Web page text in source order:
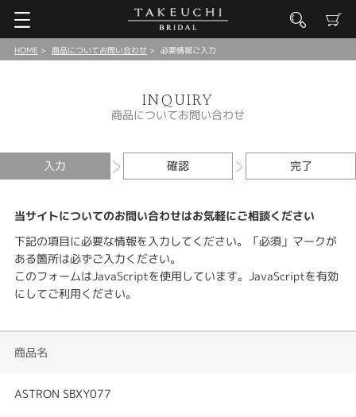
HOME 商品についてお問い合わせ 必要情報ご入力
INQUIRY
商品についてお問い合わせ
入力 確認 完了
当サイトについてのお問い合わせはお気軽にご相談ください
下記の項目に必要な情報を入力してください。「必須」マークが
ある箇所は必ずご入力ください。
このフォームはJavaScriptを使用しています。JavaScriptを有効
にしてご利用ください。
商品名
ASTRON SBXY077